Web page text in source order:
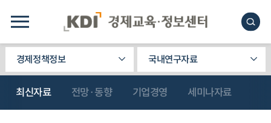
경제정책정보 국내연구자료
최신자료 전망·동향 기업경영 세미나자료